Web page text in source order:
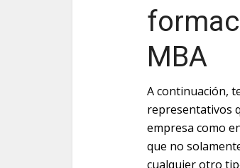
MBA
A continuación,
representativos
empresa como
que no
cualquier otro